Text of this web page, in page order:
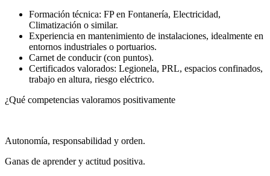
Formación técnica: FP en Fontanería, Electricidad,
Climatización o similar.
Experiencia en mantenimiento de instalaciones, idealmente en
entornos industriales o portuarios.
Carnet de conducir (con puntos).
Certificados valorados: Legionela, PRL, espacios confinados,
trabajo en altura, riesgo eléctrico.
¿Qué competencias valoramos positivamente
Autonomía, responsabilidad y orden.
Ganas de aprender y actitud positiva.